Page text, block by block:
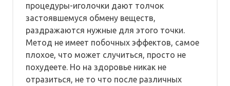
процедуры-иголочки дают толчок
застоявшемуся обмену веществ,
раздражаются нужные для этого точки.
Метод не имеет побочных эффектов, самое
плохое, что может случиться, просто не
похудеете. Но на здоровье никак не
отразиться, не то что после различных